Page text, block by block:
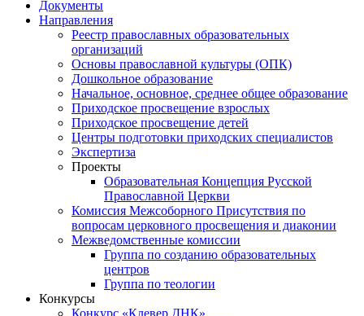
Документы
Направления
Реестр православных образовательных
организаций
Основы православной культуры (ОПК)
Дошкольное образование
Начальное, основное, среднее общее образование
Приходское просвещение взрослых
Приходское просвещение детей
Центры подготовки приходских специалистов
Экспертиза
Проекты
Образовательная Концепция Русской
Православной Церкви
Комиссия Межсоборного Присутствия по
вопросам церковного просвещения и диаконии
Межведомственные комиссии
Группа по созданию образовательных
центров
Группа по теологии
Конкурсы
Конкурс «Клевер ДНК»